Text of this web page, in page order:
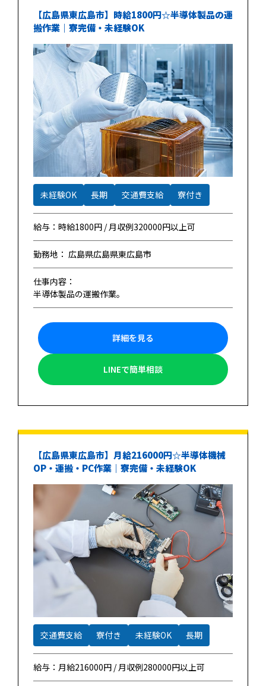
【広島県東広島市】時給1800円☆半導体製品の運
搬作業｜寮完備・未経験OK
未経験OK 長期 交通費支給 寮付き
給与：時給1800円 / 月収例320000円以上可
勤務地： 広島県広島県東広島市
仕事内容：
半導体製品の運搬作業。
詳細を見る
LINEで簡単相談
【広島県東広島市】月給216000円☆半導体機械
OP・運搬・PC作業｜寮完備・未経験OK
交通費支給 寮付き 未経験OK 長期
給与：月給216000円 / 月収例280000円以上可